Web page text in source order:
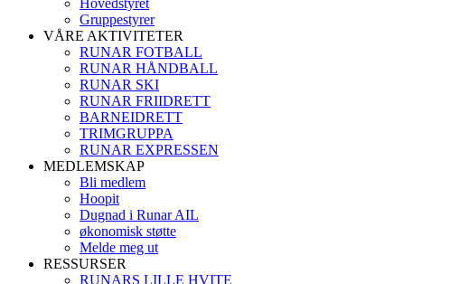
Hovedstyret
Gruppestyrer
VÅRE AKTIVITETER
RUNAR FOTBALL
RUNAR HÅNDBALL
RUNAR SKI
RUNAR FRIIDRETT
BARNEIDRETT
TRIMGRUPPA
RUNAR EXPRESSEN
MEDLEMSKAP
Bli medlem
Hoopit
Dugnad i Runar AIL
økonomisk støtte
Melde meg ut
RESSURSER
RUNARS LILLE HVITE